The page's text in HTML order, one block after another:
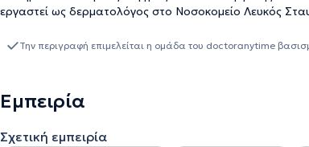
εργαστεί ως δερματολόγος στο Νοσοκομείο Λευκός
φάσμα της κλινικής, αισθητικής και laser
επιδεικνύει στον τομέα της παιδοδερματολογίας,
θεραπευτική χρήση των laser στη Δερματολογία.
Την περιγραφή επιμελείται η ομάδα του doctoranytime
Εμπειρία
Σχετική εμπειρία